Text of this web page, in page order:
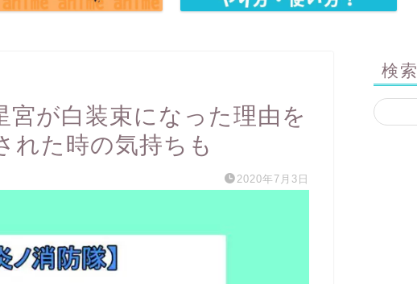
宮が白装束になった理由を
れた時の気持ちも
2020年7月3日
検索